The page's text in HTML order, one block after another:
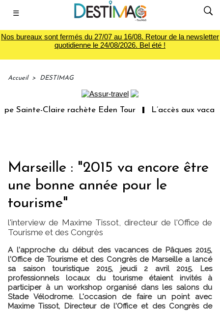
☰
Nos bureaux sont fermés du 27/07 au 16/08. Retour de la newsletter
quotidienne le 24/08/2026. Bel été !
Accueil > DESTIMAG
Sainte-Claire rachète Eden Tour L’accès aux
Marseille : "2015 va encore être
une bonne année pour le
tourisme"
l'interview de Maxime Tissot, directeur de l'Office de
Tourisme et des Congrès
A l'approche du début des vacances de Pâques 2015,
l'Office de Tourisme et des Congrès de Marseille a lancé
sa saison touristique 2015, jeudi 2 avril 2015. Les
professionnels locaux du tourisme étaient invités à
participer à un workshop organisé dans les salons du
Stade Vélodrome. L'occasion de faire un point avec
Maxime Tissot, Directeur de l'Office et des Congrès de